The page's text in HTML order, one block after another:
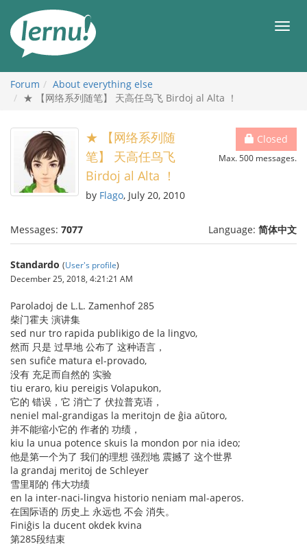
the
content
Forum
About everything else
★ 【网络系列随笔】 天高任鸟飞 Birdoj al Alta ！
Closed
Max. 500 messages.
★ 【网络系列随
笔】 天高任鸟飞
Birdoj al Alta ！
by Flago, July 20, 2010
Messages: 7077 Language: 简体中文
Standardo (User's profile)
December 25, 2018, 4:21:21 AM
Paroladoj de L.L. Zamenhof 285
柴门霍夫 演讲集
sed nur tro rapida publikigo de la lingvo,
然而 只是 过早地 公布了 这种语言，
sen sufiĉe matura el-provado,
没有 充足而自然的 实验
tiu eraro, kiu pereigis Volapukon,
它的 错误，它 消亡了 伏拉普克语，
neniel mal-grandigas la meritojn de ĝia aŭtoro,
并不能缩小它的 作者的 功绩，
kiu la unua potence skuis la mondon por nia ideo;
他是第一个为了 我们的理想 强烈地 震撼了 这个世界
la grandaj meritoj de Schleyer
雪里耶的 伟大功绩
en la inter-naci-lingva historio neniam mal-aperos.
在国际语的 历史上 永远也 不会 消失。
Finiĝis la ducent okdek kvina
第285段结束